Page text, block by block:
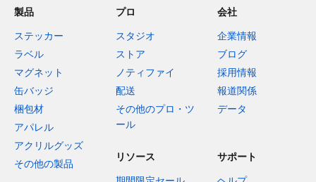
製品
ステッカー
ラベル
マグネット
缶バッジ
梱包材
アパレル
アクリルグッズ
その他の製品
プロ
スタジオ
ストア
ノティファイ
配送
その他のプロ・ツ
ール
会社
企業情報
ブログ
採用情報
報道関係
データ
リソース
サポート